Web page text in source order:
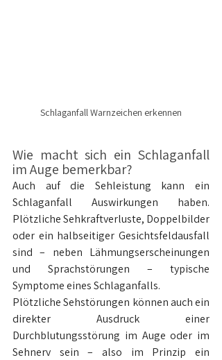
Schlaganfall Warnzeichen erkennen
Wie macht sich ein Schlaganfall
im Auge bemerkbar?
Auch auf die Sehleistung kann ein
Schlaganfall Auswirkungen haben.
Plötzliche Sehkraftverluste, Doppelbilder
oder ein halbseitiger Gesichtsfeldausfall
sind – neben Lähmungserscheinungen
und Sprachstörungen – typische
Symptome eines Schlaganfalls.
Plötzliche Sehstörungen können auch ein
direkter Ausdruck einer
Durchblutungsstörung im Auge oder im
Sehnerv sein – also im Prinzip ein